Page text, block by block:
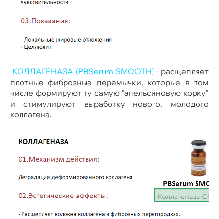
КОЛЛАГЕНАЗА (PBSerum SMOOTH) - расщепляет
плотные фиброзные перемычки, которые в том
числе формируют ту самую “апельсиновую корку”
и стимулируют выработку нового, молодого
коллагена.